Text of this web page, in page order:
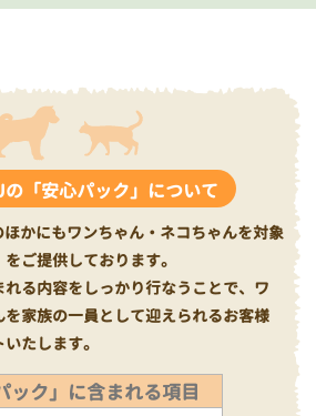
「安心パック」について
かにもワンちゃん・ネコちゃんを対象
ご提供しております。
れる内容をしっかり行なうことで、ワ
家族の一員として迎えられるお客様
たします。
ック」に含まれる項目